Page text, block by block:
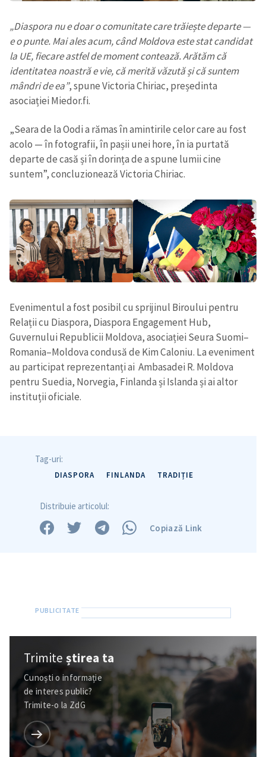
„Diaspora nu e doar o comunitate care trăiește departe —
e o punte. Mai ales acum, când Moldova este stat candidat
la UE, fiecare astfel de moment contează. Arătăm că
identitatea noastră e vie, că merită văzută și că suntem
mândri de ea”, spune Victoria Chiriac, președinta
asociației Miedor.fi.
„Seara de la Oodi a rămas în amintirile celor care au fost
acolo — în fotografii, în pașii unei hore, în ia purtată
departe de casă și în dorința de a spune lumii cine
suntem”, concluzionează Victoria Chiriac.
Evenimentul a fost posibil cu sprijinul Biroului pentru
Relații cu Diaspora, Diaspora Engagement Hub,
Guvernului Republicii Moldova, asociației Seura Suomi–
Romania–Moldova condusă de Kim Caloniu. La eveniment
au participat reprezentanți ai Ambasadei R. Moldova
pentru Suedia, Norvegia, Finlanda și Islanda și ai altor
instituții oficiale.
Tag-uri:
DIASPORA FINLANDA TRADIȚIE
Distribuie articolul:
Copiază Link
Trimiteștirea ta
Cunoști o informație
de interes public?
Trimite-o la ZdG